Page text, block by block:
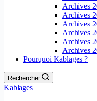
Archives
Archives
Archives
Archives
Archives
Archives
Pourquoi Kablages ?
Rechercher
Kablages